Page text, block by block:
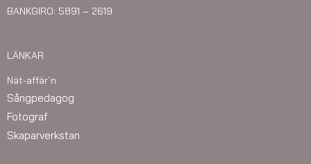
BANKGIRO: 5891 – 2619
LÄNKAR
Nät-affär´n
Sångpedagog
Fotograf
Skaparverkstan